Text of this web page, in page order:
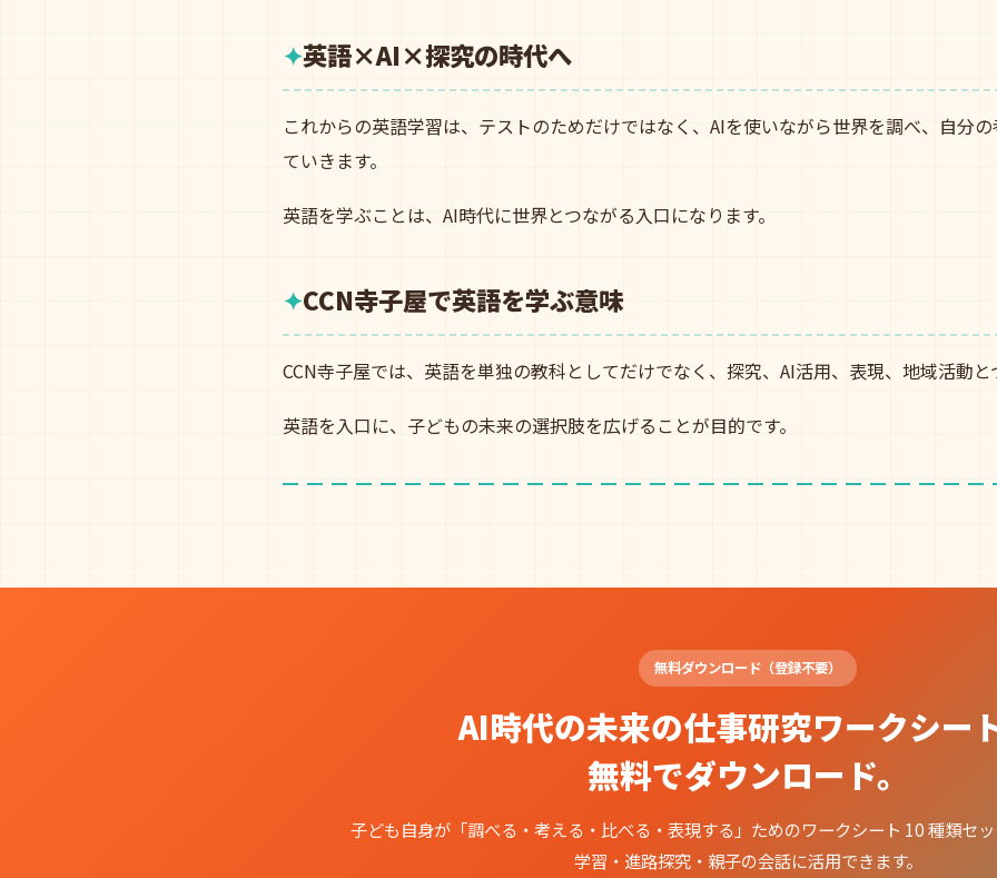
英語×AI×探究の時代へ
これからの英語学習は、テストのためだけではなく、AIを使いながら世界を調べ、自分
ていきます。
英語を学ぶことは、AI時代に世界とつながる入口になります。
CCN寺子屋で英語を学ぶ意味
CCN寺子屋では、英語を単独の教科としてだけでなく、探究、AI活用、表現、地域活動
英語を入口に、子どもの未来の選択肢を広げることが目的です。
無料ダウンロード（登録不要）
AI時代の未来の仕事研究ワークシー
無料でダウンロード。
子ども自身が「調べる・考える・比べる・表現する」ためのワークシート 10 種類セ
学習・進路探究・親子の会話に活用できます。